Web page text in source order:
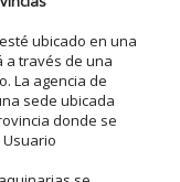
ubicado en una
a través de una
La agencia de
sede ubicada
donde se